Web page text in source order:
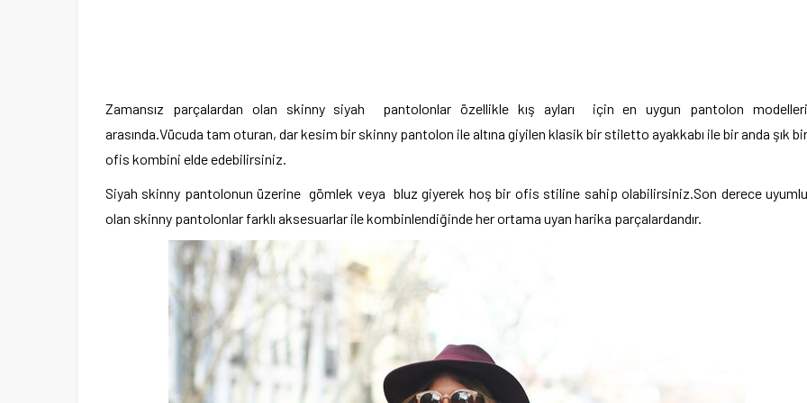
Zamansız parçalardan olan skinny siyah pantolonlar özellikle kış ayları için en uygun pantolon modelleri
arasında.Vücuda tam oturan, dar kesim bir skinny pantolon ile altına giyilen klasik bir stiletto ayakkabı ile bir anda şık bir
ofis kombini elde edebilirsiniz.
Siyah skinny pantolonun üzerine gömlek veya bluz giyerek hoş bir ofis stiline sahip olabilirsiniz.Son derece uyumlu
olan skinny pantolonlar farklı aksesuarlar ile kombinlendiğinde her ortama uyan harika parçalardandır.